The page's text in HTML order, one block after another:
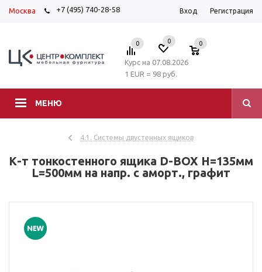
Москва +7 (495) 740-28-58 Вход Регистрация
МЕНЮ
0 0 0
Курс на 07.08.2026
1 EUR = 98 руб.
4.1. Системы двустенных ящиков
К-т тонкостенного ящика D-BOX H=135мм
L=500мм на напр. с аморт., графит